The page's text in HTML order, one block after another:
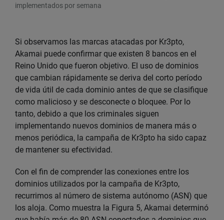
implementados por semana
Si observamos las marcas atacadas por Kr3pto,
Akamai puede confirmar que existen 8 bancos en el
Reino Unido que fueron objetivo. El uso de dominios
que cambian rápidamente se deriva del corto período
de vida útil de cada dominio antes de que se clasifique
como malicioso y se desconecte o bloquee. Por lo
tanto, debido a que los criminales siguen
implementando nuevos dominios de manera más o
menos periódica, la campaña de Kr3pto ha sido capaz
de mantener su efectividad.
Con el fin de comprender las conexiones entre los
dominios utilizados por la campaña de Kr3pto,
recurrimos al número de sistema autónomo (ASN) que
los aloja. Como muestra la Figura 5, Akamai determinó